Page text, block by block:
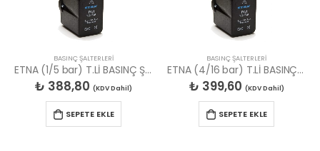
BASINÇ ŞALTERLERİ
ETNA (1/5 bar) T.Lİ BASINÇ ŞALTERİ
₺ 388,80 (KDV Dahil)
SEPETE EKLE
BASINÇ ŞALTERLERİ
ETNA (4/16 bar) T.Lİ BASINÇ ŞALTERİ
₺ 399,60 (KDV Dahil)
SEPETE EKLE